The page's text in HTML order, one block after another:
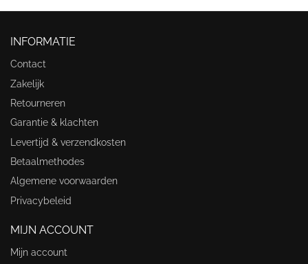
INFORMATIE
Contact
Zakelijk
Retourneren
Garantie & klachten
Levertijd & verzendkosten
Betaalmethodes
Algemene voorwaarden
Privacybeleid
MIJN ACCOUNT
Mijn account